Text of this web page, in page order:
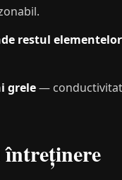
restul
grele—
întreținere